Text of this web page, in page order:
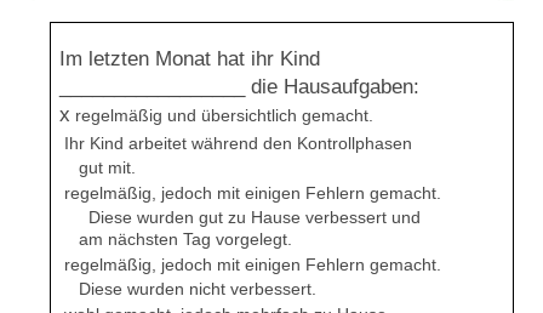
Im letzten Monat hat ihr Kind
_________________ die Hausaufgaben:
x regelmäßig und übersichtlich gemacht.
Ihr Kind arbeitet während den Kontrollphasen
gut mit.
regelmäßig, jedoch mit einigen Fehlern gemacht.
Diese wurden gut zu Hause verbessert und
am nächsten Tag vorgelegt.
regelmäßig, jedoch mit einigen Fehlern gemacht.
Diese wurden nicht verbessert.